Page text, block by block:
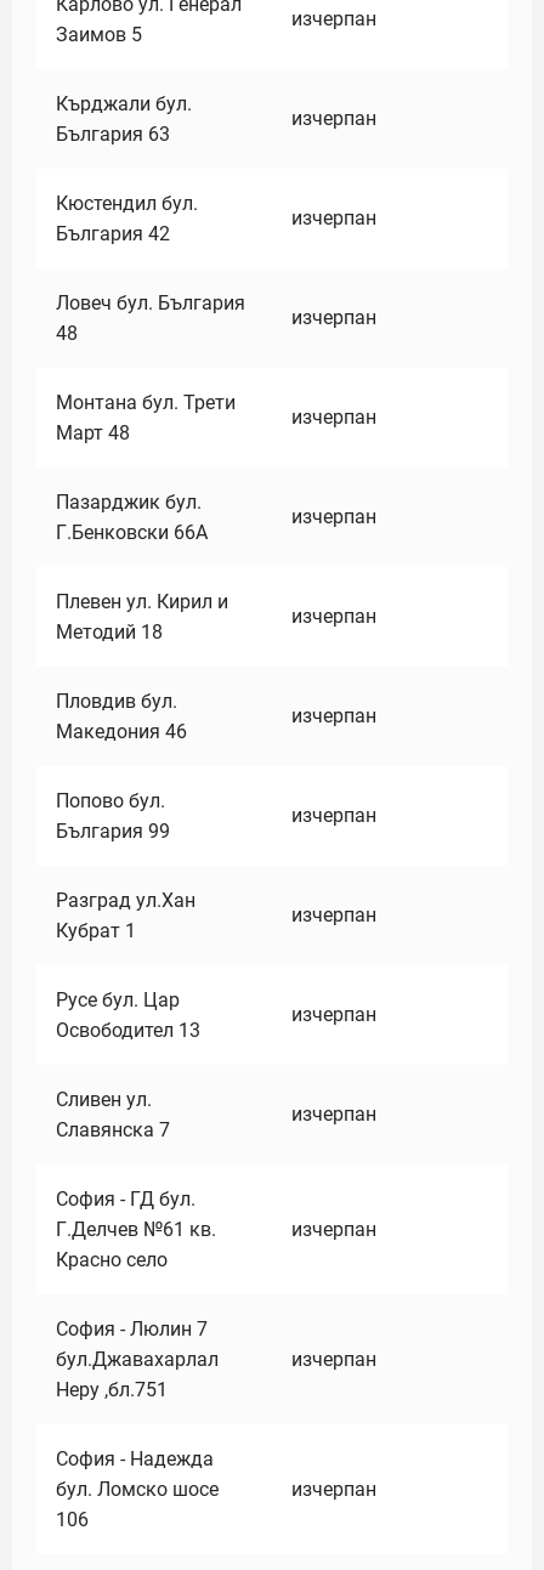
Заимов 5
изчерпан
Кърджали бул.
България 63
изчерпан
Кюстендил бул.
България 42
изчерпан
Ловеч бул. България
48
изчерпан
Монтана бул. Трети
Март 48
изчерпан
Пазарджик бул.
Г.Бенковски 66А
изчерпан
Плевен ул. Кирил и
Методий 18
изчерпан
Пловдив бул.
Македония 46
изчерпан
Попово бул.
България 99
изчерпан
Разград ул.Хан
Кубрат 1
изчерпан
Русе бул. Цар
Освободител 13
изчерпан
Сливен ул.
Славянска 7
изчерпан
София - ГД бул.
Г.Делчев №61 кв.
Красно село
изчерпан
София - Люлин 7
бул.Джавахарлал
Неру ,бл.751
изчерпан
София - Надежда
бул. Ломско шосе
106
изчерпан